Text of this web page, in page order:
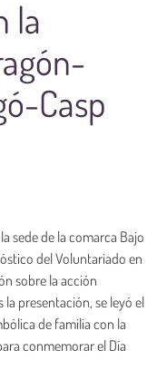
la
Casp
sede de la comarca Bajo
del Voluntariado en
sobre la acción
la presentación, se leyó el
de familia con la
conmemorar el Día